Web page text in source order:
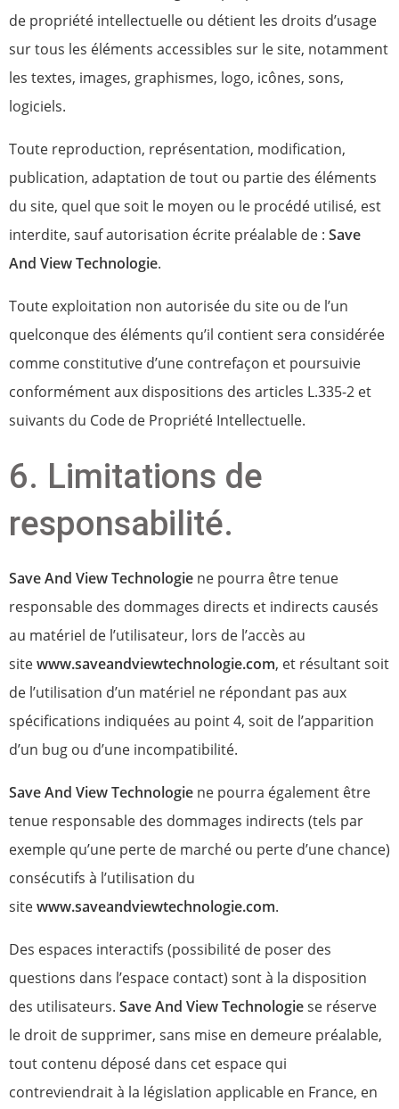
de propriété intellectuelle ou détient les droits d’usage
sur tous les éléments accessibles sur le site, notamment
les textes, images, graphismes, logo, icônes, sons,
logiciels.
Toute reproduction, représentation, modification,
publication, adaptation de tout ou partie des éléments
du site, quel que soit le moyen ou le procédé utilisé, est
interdite, sauf autorisation écrite préalable de : Save
And View Technologie.
Toute exploitation non autorisée du site ou de l’un
quelconque des éléments qu’il contient sera considérée
comme constitutive d’une contrefaçon et poursuivie
conformément aux dispositions des articles L.335-2 et
suivants du Code de Propriété Intellectuelle.
6. Limitations de
responsabilité.
Save And View Technologie ne pourra être tenue
responsable des dommages directs et indirects causés
au matériel de l’utilisateur, lors de l’accès au
sitewww.saveandviewtechnologie.com, et résultant soit
de l’utilisation d’un matériel ne répondant pas aux
spécifications indiquées au point 4, soit de l’apparition
d’un bug ou d’une incompatibilité.
Save And View Technologie ne pourra également être
tenue responsable des dommages indirects (tels par
exemple qu’une perte de marché ou perte d’une chance)
consécutifs à l’utilisation du
sitewww.saveandviewtechnologie.com.
Des espaces interactifs (possibilité de poser des
questions dans l’espace contact) sont à la disposition
des utilisateurs. Save And View Technologiese réserve
le droit de supprimer, sans mise en demeure préalable,
tout contenu déposé dans cet espace qui
contreviendrait à la législation applicable en France, en